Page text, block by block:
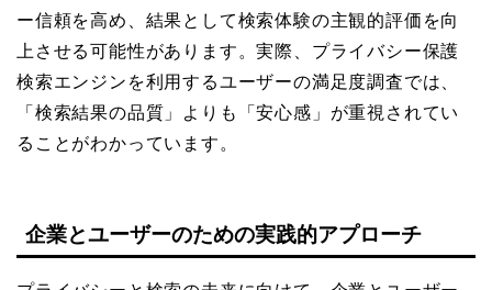
ー信頼を高め、結果として検索体験の主観的評価を向
上させる可能性があります。実際、プライバシー保護
検索エンジンを利用するユーザーの満足度調査では、
「検索結果の品質」よりも「安心感」が重視されてい
ることがわかっています。
企業とユーザーのための実践的アプローチ